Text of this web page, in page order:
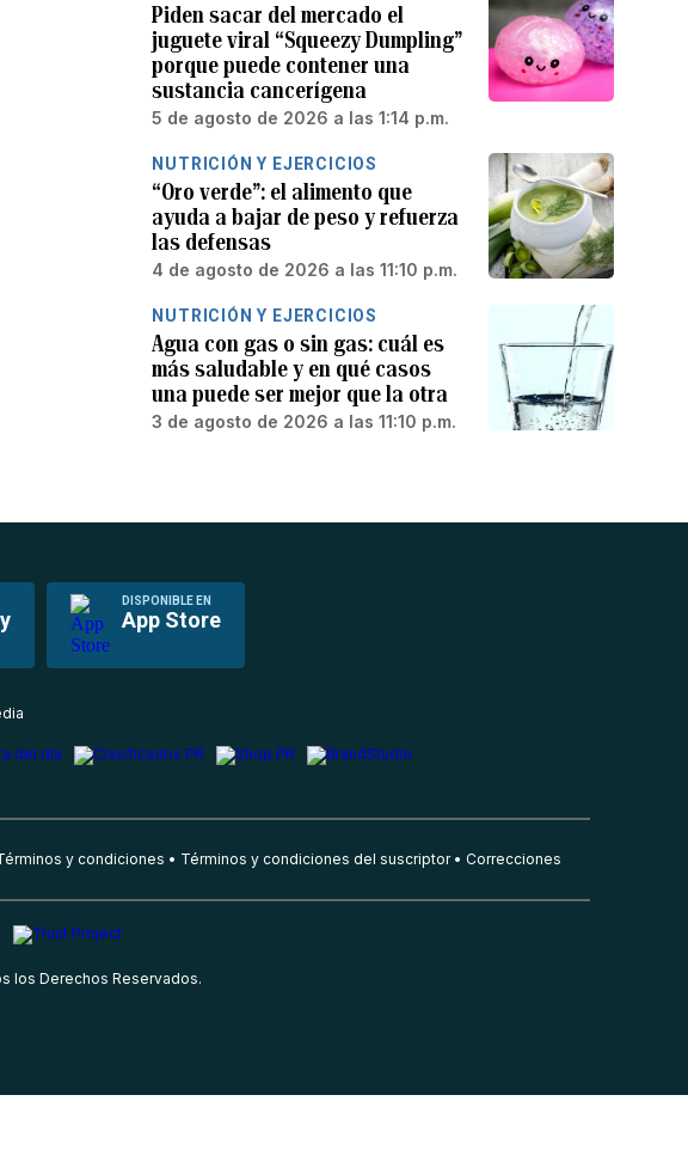
Piden sacar del mercado el
juguete viral “Squeezy Dumpling”
porque puede contener una
sustancia cancerígena
5 de agosto de 2026 a las 1:14 p.m.
NUTRICIÓN Y EJERCICIOS
“Oro verde”: el alimento que
ayuda a bajar de peso y refuerza
las defensas
4 de agosto de 2026 a las 11:10 p.m.
NUTRICIÓN Y EJERCICIOS
Agua con gas o sin gas: cuál es
más saludable y en qué casos
una puede ser mejor que la otra
3 de agosto de 2026 a las 11:10 p.m.
DISPONIBLE EN
App Store
y condiciones Términos y condiciones del suscriptor Correcciones
los Derechos Reservados.